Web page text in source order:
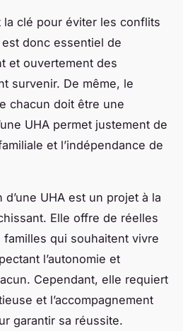
la clé pour éviter les conflits
donc essentiel de
et ouvertement des
survenir. De même, le
chacun doit être une
UHA permet justement de
et l’indépendance de
UHA est un projet à la
Elle offre de réelles
qui souhaitent vivre
l’autonomie et
Cependant, elle requiert
et l’accompagnement
garantir sa réussite.